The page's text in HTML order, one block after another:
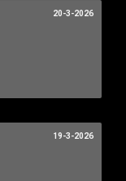
20-3-2026
19-3-2026